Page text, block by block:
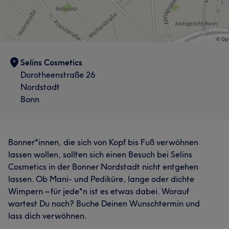
Nägel Haarentfernung
Was unsere Kunden über Selin sagen
Herzlich
Kompetent 15
Selins Cosmetics
Dorotheenstraße 26
Nordstadt
Bonn
Bonner*innen, die sich von Kopf bis Fuß verwöhnen
lassen wollen, sollten sich einen Besuch bei Selins
Cosmetics in der Bonner Nordstadt nicht entgehen
lassen. Ob Mani- und Pediküre, lange oder dichte
Wimpern – für jede*n ist es etwas dabei. Worauf
wartest Du noch? Buche Deinen Wunschtermin und
lass dich verwöhnen.